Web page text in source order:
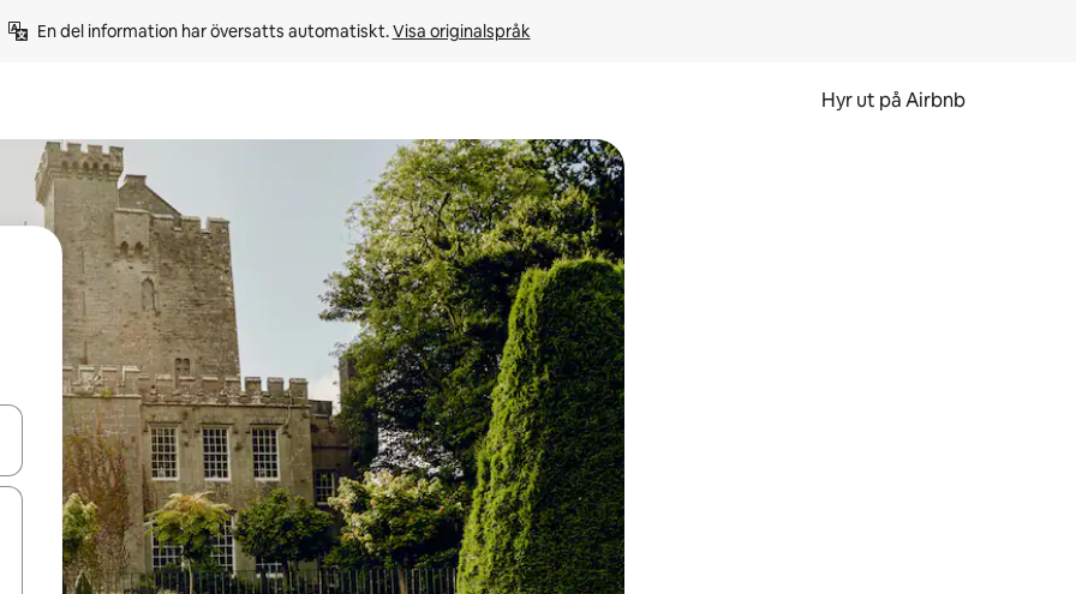
En del information har översatts automatiskt. Visa originalspråk
Hyr ut på Airbnb
och nedåtpilarna eller utforska genom att trycka eller svepa.